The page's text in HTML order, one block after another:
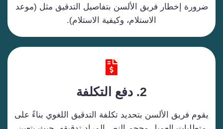
ضرورة إخطار فريق الألسن بتفاصيل التدقيق مثل (موعد
الاستلام، وكيفية الاستلام).
2. دفع ال تكلفة
يقوم فريق الألسن بتحديد تكلفة التدقيق اللغوي بناءً على